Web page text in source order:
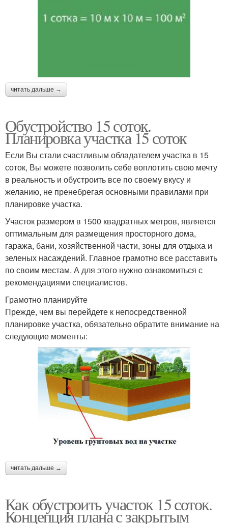
читать дальше →
Обустройство 15 соток.
Планировка участка 15 соток
Если Вы стали счастливым обладателем участка в 15
соток, Вы можете позволить себе воплотить свою мечту
в реальность и обустроить все по своему вкусу и
желанию, не пренебрегая основными правилами при
планировке участка.
Участок размером в 1500 квадратных метров, является
оптимальным для размещения просторного дома,
гаража, бани, хозяйственной части, зоны для отдыха и
зеленых насаждений. Главное грамотно все расставить
по своим местам. А для этого нужно ознакомиться с
рекомендациями специалистов.
Грамотно планируйте
Прежде, чем вы перейдете к непосредственной
планировке участка, обязательно обратите внимание на
следующие моменты:
читать дальше →
Как обустроить участок 15 соток.
Концепция плана с закрытым